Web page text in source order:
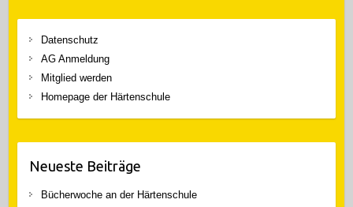
Datenschutz
AG Anmeldung
Mitglied werden
Homepage der Härtenschule
Neueste Beiträge
Bücherwoche an der Härtenschule